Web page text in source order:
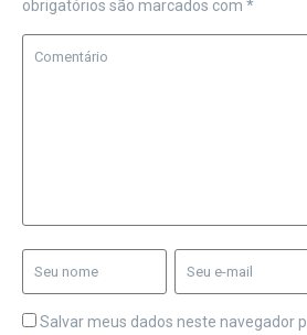
obrigatórios são marcados com *
Salvar meus dados neste navegador